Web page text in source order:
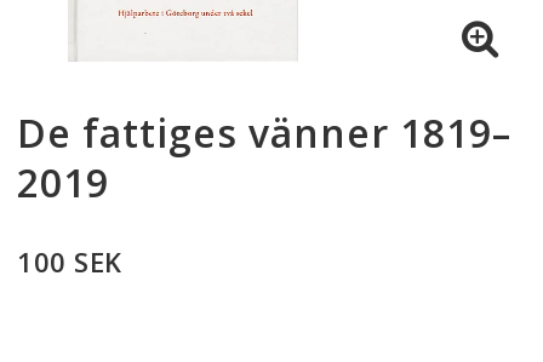
De fattiges vänner 1819–
2019
100 SEK